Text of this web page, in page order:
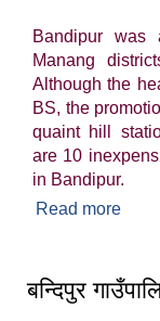
Bandipur was
Manang
Although the
BS, the
quaint hill
are 10
in Bandipur.
Read more
बन्दिपुर